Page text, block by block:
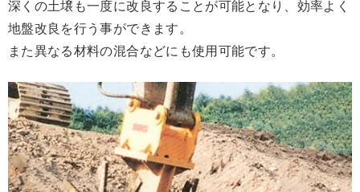
深くの土壌も一度に改良することが可能となり、効率よく
地盤改良を行う事ができます。
また異なる材料の混合などにも使用可能です。